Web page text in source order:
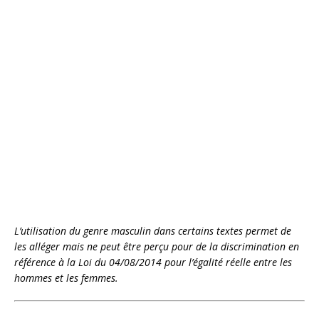
L’utilisation du genre masculin dans certains textes permet de
les alléger mais ne peut être perçu pour de la discrimination en
référence à la Loi du 04/08/2014 pour l’égalité réelle entre les
hommes et les femmes.